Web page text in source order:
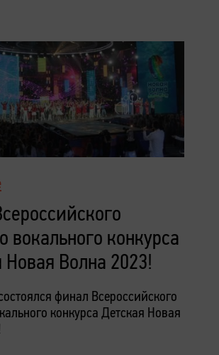
вокального конкурса
Новая Волна 2023!
финал Всероссийского
конкурса Детская Новая